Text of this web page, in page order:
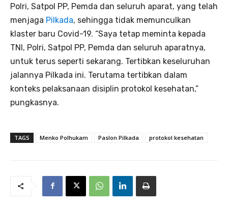
Polri, Satpol PP, Pemda dan seluruh aparat, yang telah
menjaga Pilkada, sehingga tidak memunculkan
klaster baru Covid-19. “Saya tetap meminta kepada
TNI, Polri, Satpol PP, Pemda dan seluruh aparatnya,
untuk terus seperti sekarang. Tertibkan keseluruhan
jalannya Pilkada ini. Terutama tertibkan dalam
konteks pelaksanaan disiplin protokol kesehatan,”
pungkasnya.
TAGS Menko Polhukam Paslon Pilkada protokol kesehatan